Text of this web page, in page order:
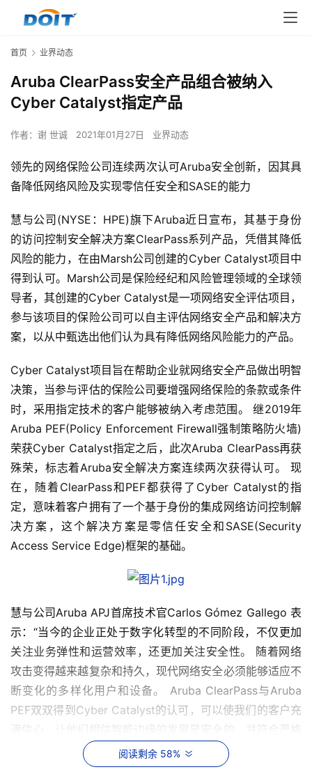
首页 业界动态
Aruba ClearPass安全产品组合被纳入
Cyber Catalyst指定产品
作者： 谢 世诚 2021年01月27日 业界动态
领先的网络保险公司连续两次认可Aruba安全创新，因其具
备降低网络风险及实现零信任安全和SASE的能力
慧与公司(NYSE：HPE)旗下Aruba近日宣布，其基于身份
的访问控制安全解决方案ClearPass系列产品，凭借其降低
风险的能力，在由Marsh公司创建的Cyber Catalyst项目中
得到认可。Marsh公司是保险经纪和风险管理领域的全球领
导者，其创建的Cyber Catalyst是一项网络安全评估项目，
参与该项目的保险公司可以自主评估网络安全产品和解决方
案，以从中甄选出他们认为具有降低网络风险能力的产品。
Cyber Catalyst项目旨在帮助企业就网络安全产品做出明智
决策，当参与评估的保险公司要增强网络保险的条款或条件
时，采用指定技术的客户能够被纳入考虑范围。 继2019年
Aruba PEF(Policy Enforcement Firewall强制策略防火墙)
荣获Cyber Catalyst指定之后，此次Aruba ClearPass再获
殊荣，标志着Aruba安全解决方案连续两次获得认可。 现
在，随着ClearPass和PEF都获得了Cyber Catalyst的指
定，意味着客户拥有了一个基于身份的集成网络访问控制解
决方案，这个解决方案是零信任安全和SASE(Security
Access Service Edge)框架的基础。
慧与公司Aruba APJ首席技术官Carlos Gómez Gallego 表
示：“当今的企业正处于数字化转型的不同阶段，不仅更加
关注业务弹性和运营效率，还更加关注安全性。 随着网络
攻击变得越来越复杂和持久，现代网络安全必须能够适应不
断变化的多样化用户和设备。 Aruba ClearPass与Aruba
PEF双双得到Cyber Catalyst的认可，可以使我们的客户充
满信心，让他们相信智能边缘的发展是安全的，并符合严格
的法规和安全政策。”
阅读剩余 58%